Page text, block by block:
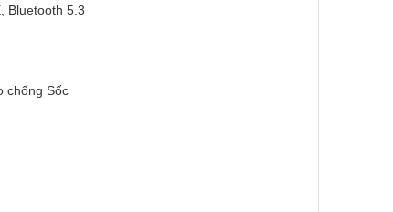
Bluetooth 5.3
chống Sốc